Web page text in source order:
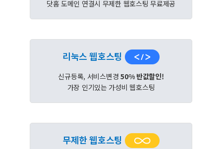
닷홈 도메인 연결시 무제한 웹호스팅 무료제공
리눅스 웹호스팅
신규등록, 서비스변경50% 반값할인!
가장 인기있는 가성비 웹호스팅
무제한 웹호스팅